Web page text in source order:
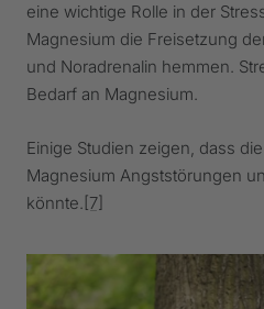
eine wichtige Rolle in der
Magnesium die Freisetzung
und Noradrenalin hemmen.
Bedarf an Magnesium.
Einige Studien zeigen, dass
Magnesium Angststörungen
könnte. [7]